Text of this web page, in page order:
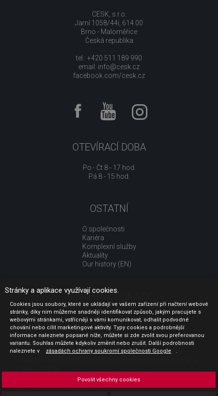
CESK, s.r.o.
Jarní 1058/44i, 614 00
Brno - Maloměřice
Česká republika
tel.: +420 511 189 990
email: info@cesk.cz
facebook.com/cesk.cz
OTEVÍRACÍ DOBA
Po - Čt 8 - 17 hod.
Pá 8 - 15 hod.
OSTATNÍ
O společnosti
Kariéra
Komplexní služby
Aktuality
Our history (EN)
UŽITEČNÉ ODKAZY
Jak nakupovat
Obchodní podmínky
GDPR - ochrana osobních údajů
Profil zadavatele
Sdělení před uzavřením kupní smlouvy pro spotřebitele
Platba
Stránky a aplikace využívají cookies.
Cookies jsou soubory, které se ukládají ve vašem zařízení při načtení webové
stránky, díky nim můžeme snadněji identifikovat způsob, jakým pracujete s
webovými stránkami, vstřícněji s vámi komunikovat, odhalit podvodné
chování nebo cílit marketingové aktivity. Typy cookies a podrobnější
informace naleznete popsané níže, můžete si zde zvolit svou preferovanou
variantu. Souhlas můžete kdykoliv změnit nebo zrušit. Další podrobnosti
naleznete v
zásadách ochrany soukromí společnosti Google .
Povolit všechny cookies